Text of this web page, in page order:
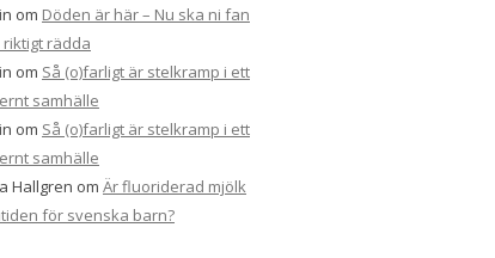
om Döden är här – Nu ska ni fan
rädda
om Så (o)farligt är stelkramp i ett
samhälle
om Så (o)farligt är stelkramp i ett
samhälle
Hallgren om Är fluoriderad mjölk
för svenska barn?